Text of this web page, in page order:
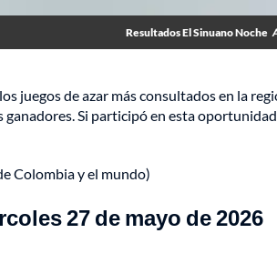
Resultados El Sinuano Noche
juegos de azar más consultados en la
ganadores. Si participó en esta
Colombia y el mundo)
27 de mayo de 2026